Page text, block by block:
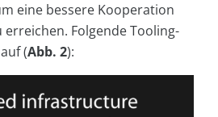
eine bessere Kooperation
erreichen. Folgende Tooling-
(Abb. 2):